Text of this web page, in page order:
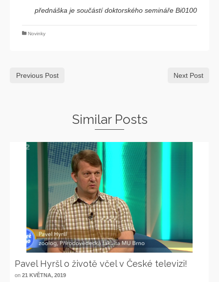
přednáška je součástí doktorského semináře Bi0100
Novinky
Previous Post Next Post
Similar Posts
Pavel Hyršl o životě včel v České televizi!
on 21 KVĚTNA, 2019